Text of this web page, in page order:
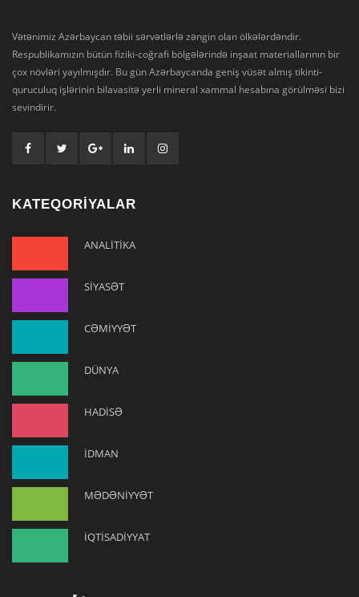
Vətənimiz Azərbaycan təbii sərvətlərlə zəngin olan ölkələrdəndir.
Respublikamızın bütün fiziki-coğrafi bölgələrində inşaat materiallarının bir
çox növləri yayılmışdır. Bu gün Azərbaycanda geniş vüsət almış tikinti-
quruculuq işlərinin bilavasitə yerli mineral xammal hesabına görülməsi bizi
sevindirir.
KATEQORİYALAR
ANALİTİKA
SİYASƏT
CƏMİYYƏT
DÜNYA
HADİSƏ
İDMAN
MƏDƏNİYYƏT
İQTİSADİYYAT